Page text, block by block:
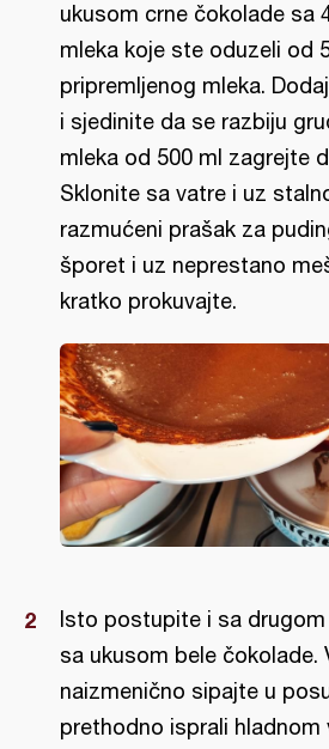
ukusom crne čokolade sa
mleka koje ste oduzeli od
pripremljenog mleka.
i sjedinite da se razbiju
mleka od 500 ml zagrejte
Sklonite sa vatre i uz
razmućeni prašak za
šporet i uz neprestano
kratko prokuvajte.
Isto postupite i sa
sa ukusom bele čokolade.
naizmenično sipajte u
prethodno isprali